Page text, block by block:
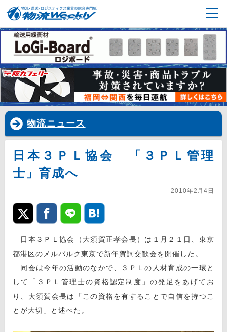
物流ニュース
日本３ＰＬ協会 「３ＰＬ管理
士」育成へ
2010年2月4日
日本３ＰＬ協会（大須賀正孝会長）は１月２１日、東京
都港区のメルパルク東京で新年賀詞交歓会を開催した。
同会は今年の活動のなかで、３ＰＬの人材育成の一環と
して「３ＰＬ管理士の資格認定制度」の発足をあげてお
り、大須賀会長は「この資格を有することで自信を持つこ
とが大切」と述べた。